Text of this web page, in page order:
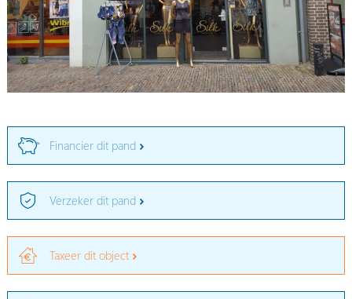
Financier dit pand
Verzeker dit pand
Taxeer dit object